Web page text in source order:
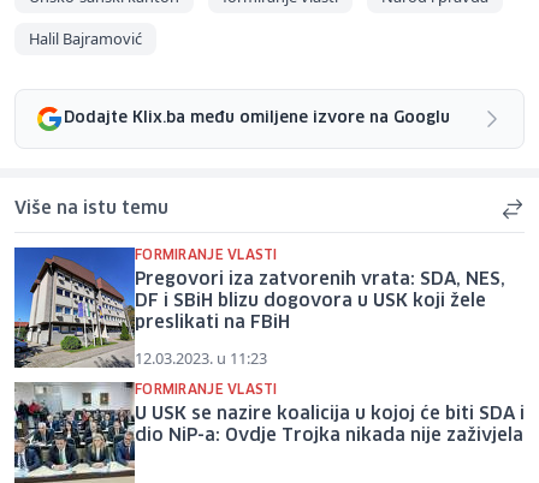
Halil Bajramović
Dodajte Klix.ba među omiljene izvore na Googlu
Više na istu temu
FORMIRANJE VLASTI
Pregovori iza zatvorenih vrata: SDA, NES,
DF i SBiH blizu dogovora u USK koji žele
preslikati na FBiH
12.03.2023. u 11:23
FORMIRANJE VLASTI
U USK se nazire koalicija u kojoj će biti SDA i
dio NiP-a: Ovdje Trojka nikada nije zaživjela